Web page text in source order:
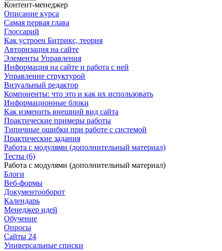
Контент-менеджер
Описание курса
Самая первая глава
Глоссарий
Как устроен Битрикс, теория
Авторизация на сайте
Элементы Управления
Информация на сайте и работа с ней
Управление структурой
Визуальный редактор
Компоненты: что это и как их использовать
Информационные блоки
Как изменить внешний вид сайта
Практические примеры работы
Типичные ошибки при работе с системой
Практические задания
Работа с модулями (дополнительный материал)
Тесты (6)
Работа с модулями (дополнительный материал)
Блоги
Веб-формы
Документооборот
Календарь
Менеджер идей
Обучение
Опросы
Сайты 24
Универсальные списки